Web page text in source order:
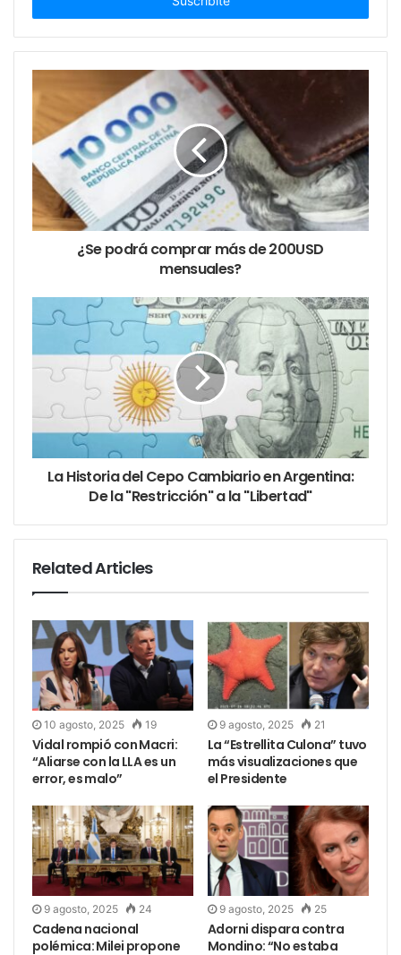
tipo de cambio
¿Se podrá comprar más de 200USD
mensuales?
La Historia del Cepo Cambiario en Argentina:
De la "Restricción" a la "Libertad"
Related Articles
10 agosto, 2025 19
Vidal rompió con Macri:
“Aliarse con la LLA es un
error, es malo”
9 agosto, 2025 21
La “Estrellita Culona” tuvo
más visualizaciones que
el Presidente
9 agosto, 2025 24
Cadena nacional
polémica: Milei propone
9 agosto, 2025 25
Adorni dispara contra
Mondino: “No estaba